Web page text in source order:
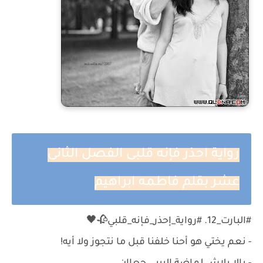
رواية احذر فإنه قلبى الفصل الثانى
عشر بقلم فاطمه ابراهيم
#البارت_12. #رواية_إحذر_فإنه_قلبي🥀🖤
- ‏نعم يختي هو أحنا خلفنا قبل ما نتجوز ولا أيه!